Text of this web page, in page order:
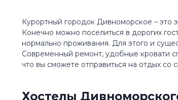
Курортный городок Дивноморское – это
Конечно можно поселиться в дорогих
нормально проживания. Для этого и
Современный ремонт, удобные кровати
что вы сможете отправиться на отдых
Хостелы